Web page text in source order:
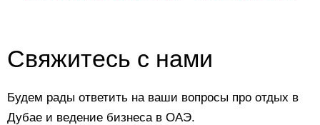
Свяжитесь с нами
Будем рады ответить на ваши вопросы про отдых в
Дубае и ведение бизнеса в ОАЭ.